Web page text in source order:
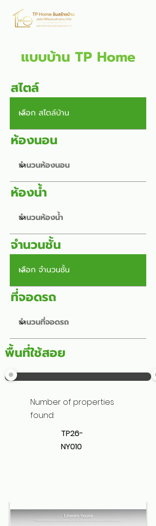
แบบบ้าน TP Home
สไตล์
ห้องนอน
ห้องน้ำ
จำนวนชั้น
ที่จอดรถ
พื้นที่ใช้สอย
Number of properties
found:
TP26-
NY010